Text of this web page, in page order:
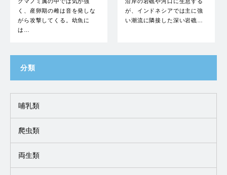
く、産卵期の雌は音を発しな
がら攻撃してくる。幼魚に
は…
が、インドネシアでは主に強
い潮流に隣接した深い岩礁…
分類
哺乳類
爬虫類
両生類